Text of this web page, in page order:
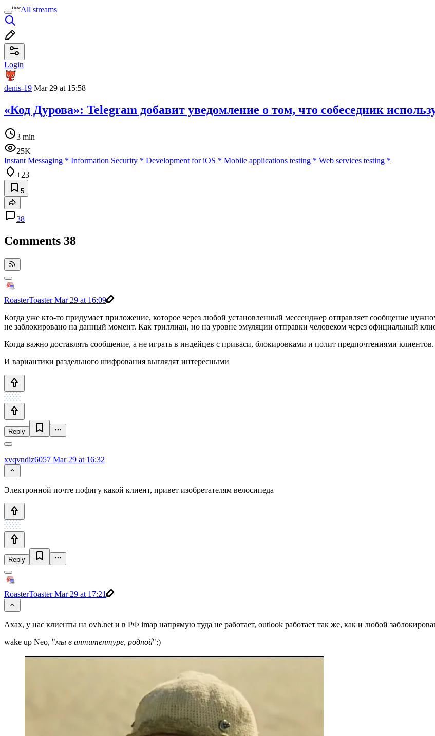
All streams
Login
denis-19 Mar 29 at 15:58
«Код Дурова»: Telegram добавит уведомление о том, что собеседник
3 min
25K
Instant Messaging * Information Security * Development for iOS * Mobile applications testing * Web services testing *
+23
5
38
Comments 38
RoasterToasterMar 29 at 16:09
Когда уже кто-то придумает приложение, которое через любой установленный мессенджер отправляет сообщение
не заблокировано на данный момент. Как триллиан, но на уровне эмуляции отправки человеком через официальный
Когда важно доставлять сообщение, а не играть в индейцев с приваси, блокировками и полит предпочтениями клиентов.
И вариантики раздельного шифрования выглядят интересными
Reply
xvqvndiz6057 Mar 29 at 16:32
Электронной почте пофигу какой клиент, привет изобретателям велосипеда
Reply
RoasterToasterMar 29 at 17:21
Ахах, у нас клиенты на ovh.net и в РФ imap напрямую туда не работает, outlook работает так же, как и любой
wake up Neo, "мы в антитентуре, родной":)